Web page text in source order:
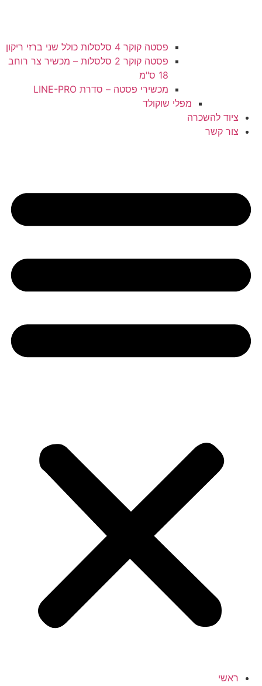
פסטה קוקר 4 סלסלות כולל שני ברזי ריקון
פסטה קוקר 2 סלסלות – מכשיר צר רוחב
18 ס"מ
מכשירי פסטה – סדרת LINE-PRO
מפלי שוקולד
ציוד להשכרה
צור קשר
ראשי